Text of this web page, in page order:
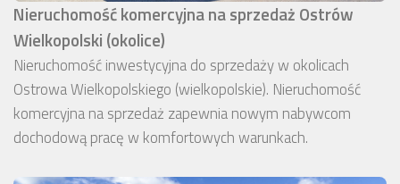
Nieruchomość komercyjna na sprzedaż Ostrów
Wielkopolski (okolice)
Nieruchomość inwestycyjna do sprzedaży w okolicach
Ostrowa Wielkopolskiego (wielkopolskie). Nieruchomość
komercyjna na sprzedaż zapewnia nowym nabywcom
dochodową pracę w komfortowych warunkach.